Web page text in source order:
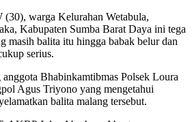
warga Kelurahan Wetabula,
Kabupaten Sumba Barat Daya ini tega
masih balita itu hingga babak belur dan
serius.
anggota Bhabinkamtibmas Polsek Loura
Agus Triyono yang mengetahui
balita malang tersebut.